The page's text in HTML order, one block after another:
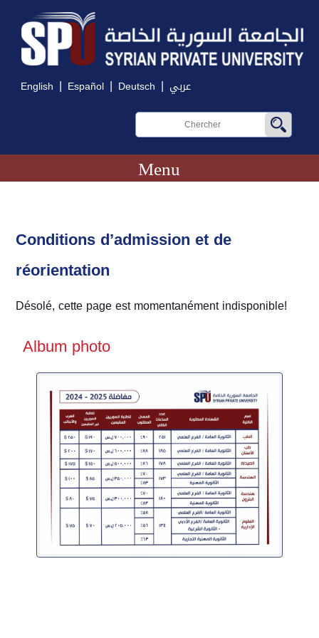
English | Español | Deutsch | عربي
Menu
Conditions d’admission et de
réorientation
Désolé, cette page est momentanément indisponible!
Album photo